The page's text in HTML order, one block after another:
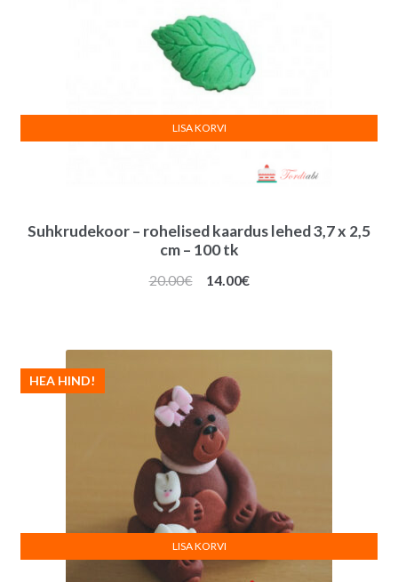
Suhkrudekoor – rohelised kaardus lehed 3,7 x 2,5
cm – 100 tk
20.00€
Algne
14.00€Praegune
LISA KORVI
HEA HIND!
LISA KORVI